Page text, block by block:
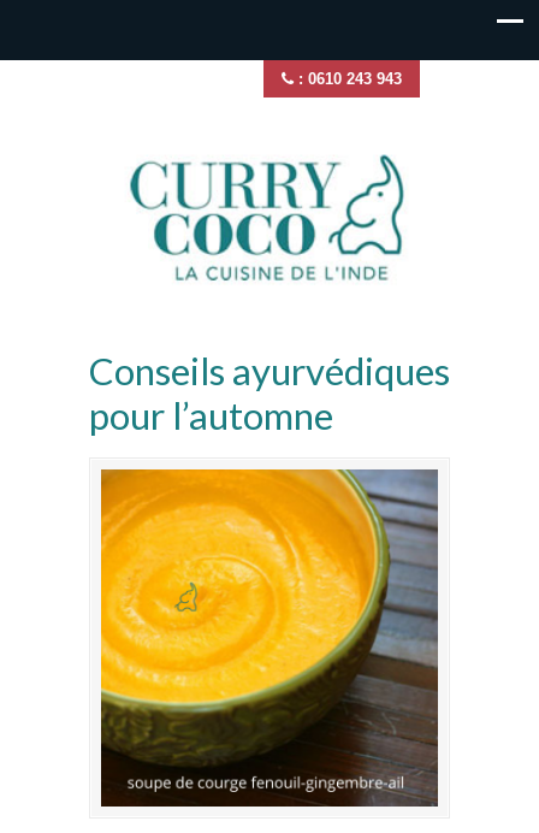
: 0610 243 943
Conseils ayurvédiques
pour l’automne